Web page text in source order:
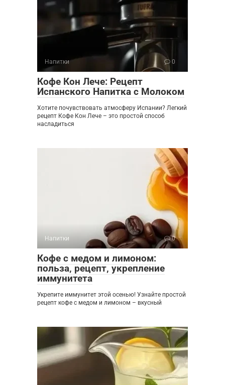
Напитки 0
Кофе Кон Лече: Рецепт
Испанского Напитка с Молоком
Хотите почувствовать атмосферу Испании? Легкий
рецепт Кофе Кон Лече – это простой способ
насладиться
Напитки 0
Кофе с медом и лимоном:
польза‚ рецепт‚ укрепление
иммунитета
Укрепите иммунитет этой осенью! Узнайте простой
рецепт кофе с медом и лимоном – вкусный